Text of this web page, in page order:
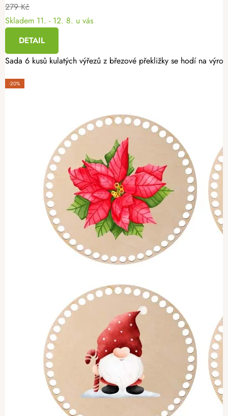
279 Kč
Skladem 11. - 12. 8. u vás
DETAIL
Sada 6 kusů kulatých výřezů z březové překližky se hodí na
-20%